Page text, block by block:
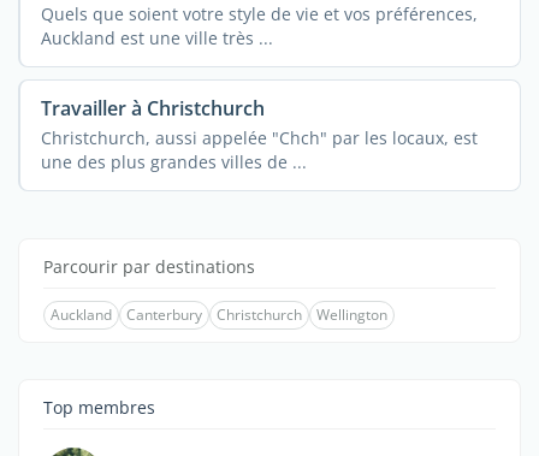
Quels que soient votre style de vie et vos préférences,
Auckland est une ville très ...
Travailler à Christchurch
Christchurch, aussi appelée "Chch" par les locaux, est
une des plus grandes villes de ...
Parcourir par destinations
Auckland Canterbury Christchurch Wellington
Top membres